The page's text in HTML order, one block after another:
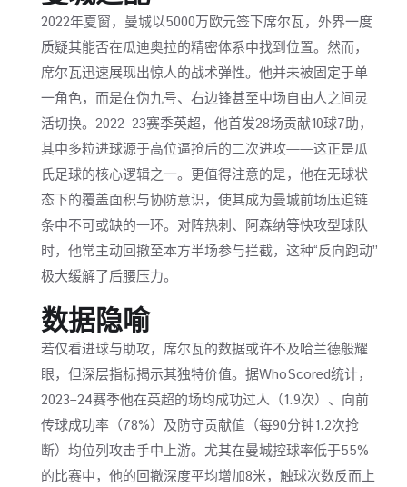
2022年夏窗，曼城以5000万欧元签下席尔瓦，外界一度
质疑其能否在瓜迪奥拉的精密体系中找到位置。然而，
席尔瓦迅速展现出惊人的战术弹性。他并未被固定于单
一角色，而是在伪九号、右边锋甚至中场自由人之间灵
活切换。2022–23赛季英超，他首发28场贡献10球7助，
其中多粒进球源于高位逼抢后的二次进攻——这正是瓜
氏足球的核心逻辑之一。更值得注意的是，他在无球状
态下的覆盖面积与协防意识，使其成为曼城前场压迫链
条中不可或缺的一环。对阵热刺、阿森纳等快攻型球队
时，他常主动回撤至本方半场参与拦截，这种“反向跑动”
极大缓解了后腰压力。
数据隐喻
若仅看进球与助攻，席尔瓦的数据或许不及哈兰德般耀
眼，但深层指标揭示其独特价值。据WhoScored统计，
2023–24赛季他在英超的场均成功过人（1.9次）、向前
传球成功率（78%）及防守贡献值（每90分钟1.2次抢
断）均位列攻击手中上游。尤其在曼城控球率低于55%
的比赛中，他的回撤深度平均增加8米，触球次数反而上